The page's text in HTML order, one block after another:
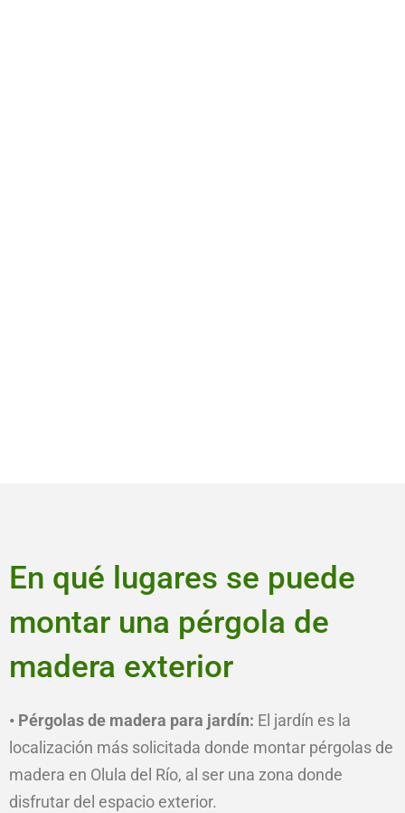
En qué lugares se puede
montar una pérgola de
madera exterior
• Pérgolas de madera para jardín: El jardín es la
localización más solicitada donde montar pérgolas de
madera en Olula del Río, al ser una zona donde
disfrutar del espacio exterior.